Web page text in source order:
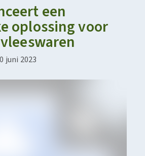
een
oplossing voor
juni 2023